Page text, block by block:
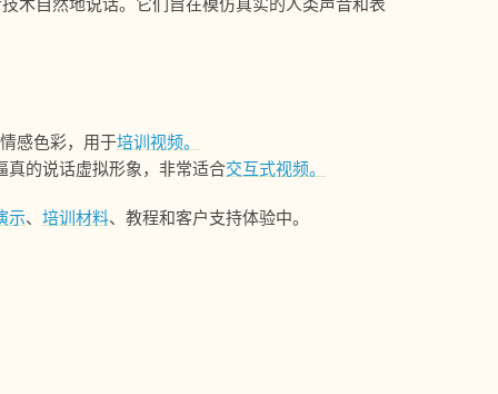
术自然地说话。它们旨在模仿真实的人类声音和表
感色彩，用于培训视频。
的说话虚拟形象，非常适合交互式视频。
示、 培训材料、教程和客户支持体验中。